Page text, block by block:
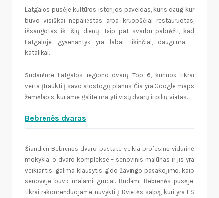
Latgalos pusėje kultūros istorijos paveldas, kuris daug kur
buvo visiškai nepaliestas arba kruopščiai restauruotas,
išsaugotas iki šių dienų. Taip pat svarbu pabrėžti, kad
Latgaloje gyvenantys yra labai tikinčiai, dauguma –
katalikai.
Sudarėme Latgalos regiono dvarų Top 6, kuriuos tikrai
verta įtraukti į savo atostogų planus. Čia yra Google maps
žemėlapis, kuriame galite matyti visų dvarų ir pilių vietas.
Bebrenės dvaras
Šiandien Bebrenės dvaro pastate veikia profesinė vidurinė
mokykla, o dvaro komplekse – senovinis malūnas ir jis yra
veikiantis, galima klausytis gido žavingo pasakojimo, kaip
senovėje buvo malami grūdai. Būdami Bebrenės pusėje,
tikrai rekomenduojame nuvykti į Dvietės salpą, kuri yra ES